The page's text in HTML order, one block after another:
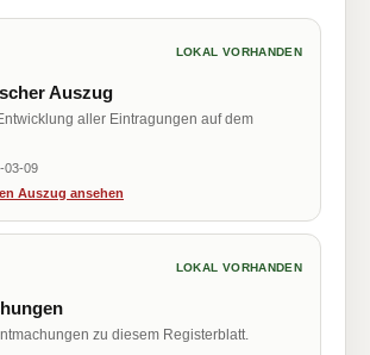
LOKAL VORHANDEN
Auszug
aller Eintragungen auf dem
03-09
Auszug ansehen
LOKAL VORHANDEN
zu diesem Registerblatt.